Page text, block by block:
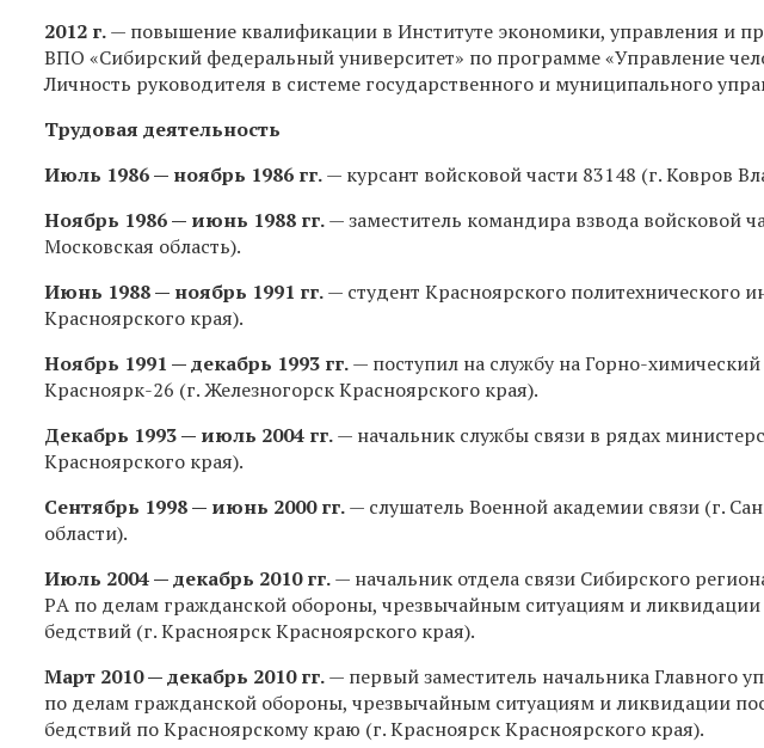
2012 г.— повышение квалификации в Институте экономики, управления и
ВПО «Сибирский федеральный университет» по программе «Управление
Личность руководителя в системе государственного и муниципального
Трудовая деятельность
Июль 1986 — ноябрь 1986 гг.— курсант войсковой части 83148 (г. Ковров
Ноябрь 1986 — июнь 1988 гг.— заместитель командира взвода войсковой
Московская область).
Июнь 1988 — ноябрь 1991 гг.— студент Красноярского политехнического
Красноярского края).
Ноябрь 1991 — декабрь 1993 гг.— поступил на службу на Горно-
Красноярк-26 (г. Железногорск Красноярского края).
Декабрь 1993 — июль 2004 гг.— начальник службы связи в рядах
Красноярского края).
Сентябрь 1998 — июнь 2000 гг.— слушатель Военной академии связи (г.
области).
Июль 2004 — декабрь 2010 гг.— начальник отдела связи Сибирского
РA по делам гражданской обороны, чрезвычайным ситуациям и
бедствий (г. Красноярск Красноярского края).
Март 2010 — декабрь 2010 гг.— первый заместитель начальника Главного
по делам гражданской обороны, чрезвычайным ситуациям и ликвидации
бедствий по Красноярскому краю (г. Красноярск Красноярского края).